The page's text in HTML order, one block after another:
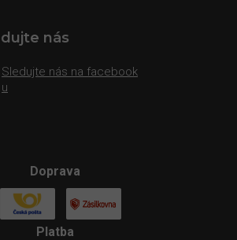
nás
Sledujte nás na facebook
u
Doprava
Platba